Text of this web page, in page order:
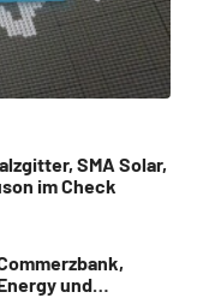
SMA Solar,
im Check
und